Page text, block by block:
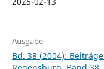
Ausgabe
Bd. 38 (2004):